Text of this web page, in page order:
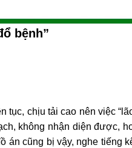
bệnh”
chịu tải cao nên việc
không nhận diện được,
án cũng bị vậy, nghe tiếng